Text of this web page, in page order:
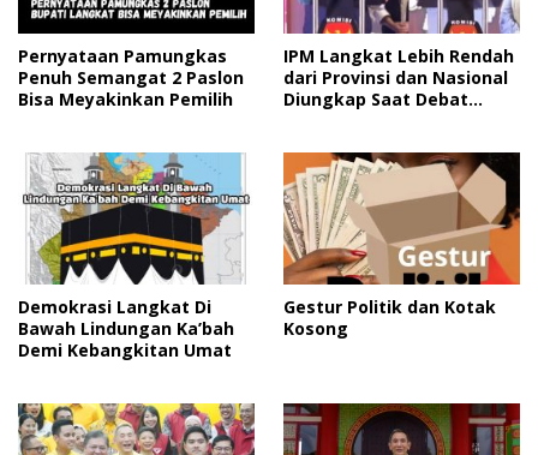
Pernyataan Pamungkas
Penuh Semangat 2 Paslon
Bisa Meyakinkan Pemilih
IPM Langkat Lebih Rendah
dari Provinsi dan Nasional
Diungkap Saat Debat
Demokrasi Langkat Di
Bawah Lindungan Ka’bah
Demi Kebangkitan Umat
Gestur Politik dan Kotak
Kosong